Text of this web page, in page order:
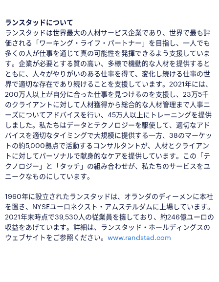
ランスタッドについて
ランスタッドは世界最大の人材サービス企業であり、世界で最も評
価される「ワーキング・ライフ・パートナー」を目指し、一人でも
多くの人が仕事を通じて真の可能性を発揮できるよう支援していま
す。企業が必要とする質の高い、多様で機動的な人材を提供すると
ともに、人々がやりがいのある仕事を得て、変化し続ける仕事の世
界で適切な存在であり続けることを支援しています。2021年には、
200万人以上が自分に合った仕事を見つけるのを支援し、23万5千
のクライアントに対して人材獲得から総合的な人材管理まで人事ニ
ーズについてアドバイスを行い、45万人以上にトレーニングを提供
しました。私たちはデータとテクノロジーを駆使して、適切なアド
バイスを適切なタイミングで大規模に提供する一方、38のマーケッ
トの約5,000拠点で活動するコンサルタントが、人材とクライアン
トに対してパーソナルで献身的なケアを提供しています。この「テ
クノロジー」と「タッチ」の組み合わせが、私たちのサービスをユ
ニークなものにしています。
1960年に設立されたランスタッドは、オランダのディーメンに本社
を置き、NYSEユーロネクスト・アムステルダムに上場しています。
2021年末時点で39,530人の従業員を擁しており、約246億ユーロの
収益をあげています。詳細は、ランスタッド・ホールディングスの
ウェブサイトをご参照ください。 www.randstad.com